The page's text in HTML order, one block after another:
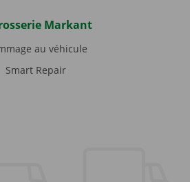
Markant
au véhicule
Smart Repair